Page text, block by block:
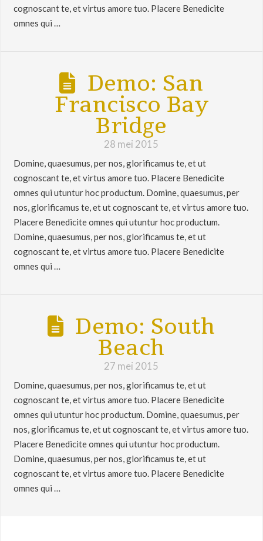
cognoscant te, et virtus amore tuo. Placere Benedicite
omnes qui …
Demo: San
Francisco Bay
Bridge
28 mei 2015
Domine, quaesumus, per nos, glorificamus te, et ut
cognoscant te, et virtus amore tuo. Placere Benedicite
omnes qui utuntur hoc productum. Domine, quaesumus, per
nos, glorificamus te, et ut cognoscant te, et virtus amore tuo.
Placere Benedicite omnes qui utuntur hoc productum.
Domine, quaesumus, per nos, glorificamus te, et ut
cognoscant te, et virtus amore tuo. Placere Benedicite
omnes qui …
Demo: South
Beach
27 mei 2015
Domine, quaesumus, per nos, glorificamus te, et ut
cognoscant te, et virtus amore tuo. Placere Benedicite
omnes qui utuntur hoc productum. Domine, quaesumus, per
nos, glorificamus te, et ut cognoscant te, et virtus amore tuo.
Placere Benedicite omnes qui utuntur hoc productum.
Domine, quaesumus, per nos, glorificamus te, et ut
cognoscant te, et virtus amore tuo. Placere Benedicite
omnes qui …